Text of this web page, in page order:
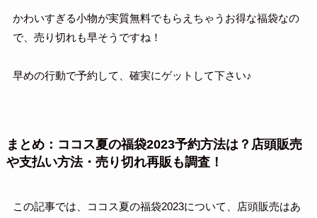
かわいすぎる小物が実質無料でもらえちゃうお得な福袋なの
で、売り切れも早そうですね！
早めの行動で予約して、確実にゲットして下さい♪
まとめ：ココス夏の福袋2023予約方法は？店頭販売
や支払い方法・売り切れ再販も調査！
この記事では、ココス夏の福袋2023について、店頭販売はあ